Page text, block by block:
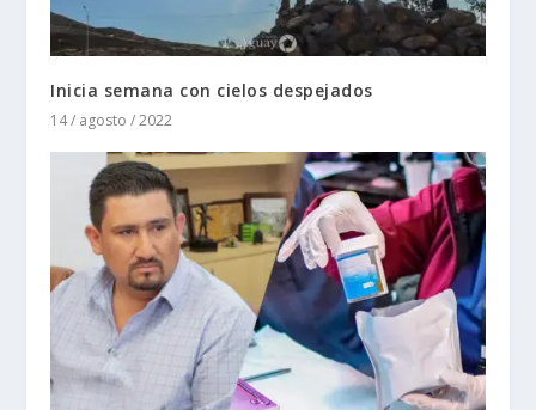
Inicia semana con cielos despejados
14 / agosto / 2022